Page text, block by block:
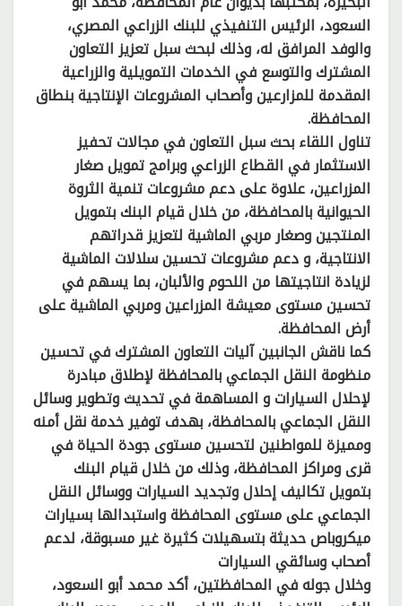
السعود، الرئيس التنفيذي للبنك الزراعي المصري،
والوفد المرافق له، وذلك لبحث سبل تعزيز التعاون
المشترك والتوسع في الخدمات التمويلية والزراعية
المقدمة للمزارعين وأصحاب المشروعات الإنتاجية بنطاق
المحافظة.
تناول اللقاء بحث سبل التعاون في مجالات تحفيز
الاستثمار في القطاع الزراعي وبرامج تمويل صغار
المزراعين، علاوة على دعم مشروعات تنمية الثروة
الحيوانية بالمحافظة، من خلال قيام البنك بتمويل
المنتجين وصغار مربي الماشية لتعزيز قدراتهم
الانتاجية، و دعم مشروعات تحسين سلالات الماشية
لزيادة انتاجيتها من اللحوم والألبان، بما يسهم في
تحسين مستوى معيشة المزراعين ومربي الماشية على
أرض المحافظة.
كما ناقش الجانبين آليات التعاون المشترك في تحسين
منظومة النقل الجماعي بالمحافظة لإطلاق مبادرة
لإحلال السيارات و المساهمة في تحديث وتطوير وسائل
النقل الجماعي بالمحافظة، بهدف توفير خدمة نقل أمنه
ومميزة للمواطنين لتحسين مستوى جودة الحياة في
قرى ومراكز المحافظة، وذلك من خلال قيام البنك
بتمويل تكاليف إحلال وتجديد السيارات ووسائل النقل
الجماعي على مستوى المحافظة واستبدالها بسيارات
ميكروباص حديثة بتسهيلات كثيرة غير مسبوقة، لدعم
أصحاب وسائقي السيارات
وخلال جوله في المحافظتين، أكد محمد أبو السعود،